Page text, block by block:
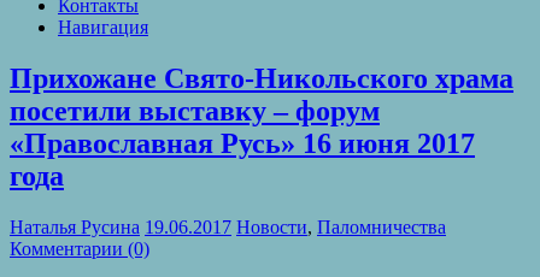
Контакты
Навигация
Прихожане Свято-Никольского храма
посетили выставку – форум
«Православная Русь» 16 июня 2017
года
Наталья Русина 19.06.2017 Новости, Паломничества
Комментарии (0)